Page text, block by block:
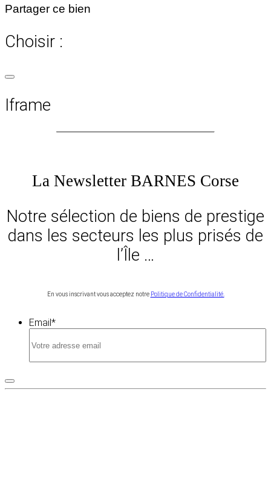
Partager ce bien
Choisir :
Iframe
La Newsletter BARNES Corse
Notre sélection de biens de prestige
dans les secteurs les plus prisés de
l’Île …
En vous inscrivant vous acceptez notre Politique de Confidentialité.
Email*